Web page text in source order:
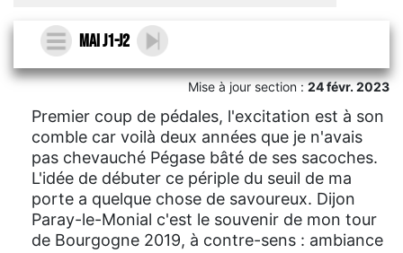
Mai J1-J2
Mise à jour section :24 févr. 2023
Premier coup de pédales, l'excitation est à son
comble car voilà deux années que je n'avais
pas chevauché Pégase bâté de ses sacoches.
L'idée de débuter ce périple du seuil de ma
porte a quelque chose de savoureux. Dijon
Paray-le-Monial c'est le souvenir de mon tour
de Bourgogne 2019, à contre-sens : ambiance